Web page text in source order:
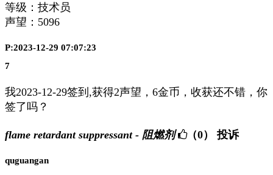
等级：技术员
声望： 5096
P:2023-12-29 07:07:23
7
我2023-12-29签到,获得2声望，6金币，收获还不错，你
签了吗？
flame retardant suppressant - 阻燃剂 （0） 投诉
quguangan